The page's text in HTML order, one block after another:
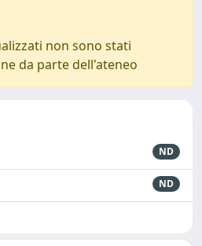
non sono stati
da parte dell'ateneo
ND
ND